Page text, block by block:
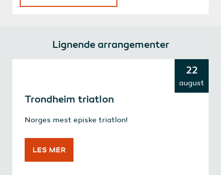
Lignende arrangementer
Trondheim triatlon
Norges mest episke triatlon!
LES MER
22
august